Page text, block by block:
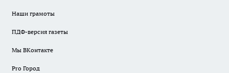
Наши грамоты
ПДФ-версия газеты
Мы ВКонтакте
Pro Город